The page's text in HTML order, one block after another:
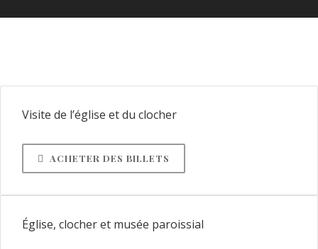
Visite de l’église et du clocher
ACHETER DES BILLETS
Église, clocher et musée paroissial